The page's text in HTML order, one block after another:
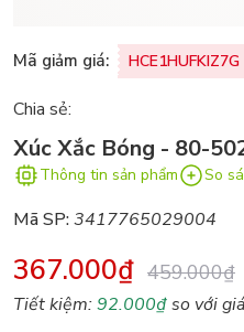
Mã giảm giá: HCE1HUFKIZ7G
Chia sẻ:
Xúc Xắc Bóng - 80-
Thông tin sản phẩm So
Mã SP:3417765029004
367.000₫ 459.000₫
Tiết kiệm:92.000₫so với